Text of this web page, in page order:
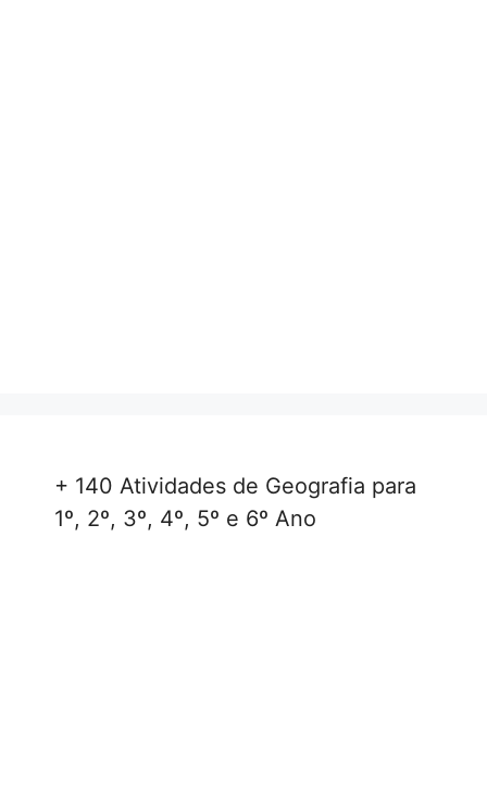
+ 140 Atividades de Geografia para
1º, 2º, 3º, 4º, 5º e 6º Ano